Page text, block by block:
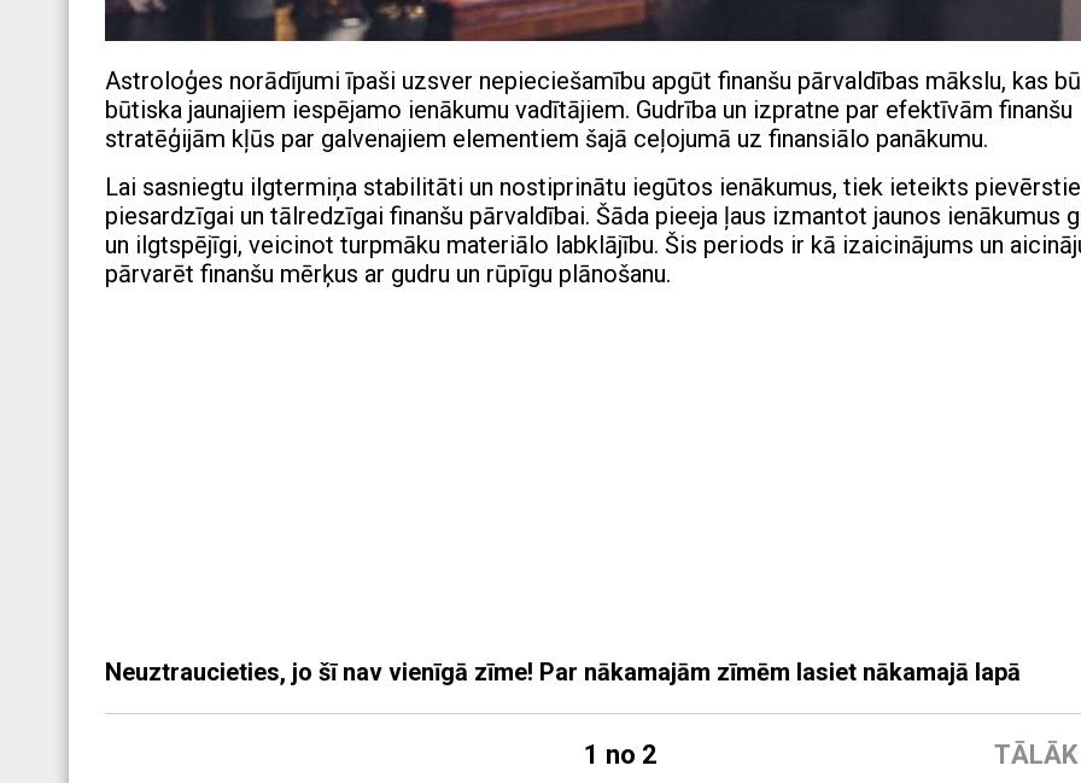
Astroloģes norādījumi īpaši uzsver nepieciešamību apgūt finanšu pārvaldības mākslu, kas
būtiska jaunajiem iespējamo ienākumu vadītājiem. Gudrība un izpratne par efektīvām finanšu
stratēģijām kļūs par galvenajiem elementiem šajā ceļojumā uz finansiālo panākumu.
Lai sasniegtu ilgtermiņa stabilitāti un nostiprinātu iegūtos ienākumus, tiek ieteikts
piesardzīgai un tālredzīgai finanšu pārvaldībai. Šāda pieeja ļaus izmantot jaunos ienākumus
un ilgtspējīgi, veicinot turpmāku materiālo labklājību. Šis periods ir kā izaicinājums un
pārvarēt finanšu mērķus ar gudru un rūpīgu plānošanu.
Neuztraucieties, jo šī nav vienīgā zīme! Par nākamajām zīmēm lasiet nākamajā lapā
TĀLĀK
1 no 2